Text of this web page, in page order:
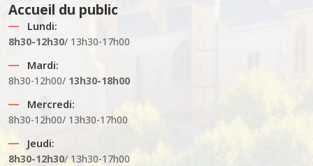
Accueil du public
Lundi:
8h30-12h30/ 13h30-17h00
Mardi:
8h30-12h00/ 13h30-18h00
Mercredi:
8h30-12h00/ 13h30-17h00
Jeudi:
8h30-12h30/ 13h30-17h00